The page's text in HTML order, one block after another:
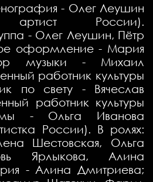
- Олег Леушин
артист России).
- Олег Леушин, Пётр
оформление - Мария
музыки - Михаил
работник культуры
по свету - Вячеслав
работник культуры
- Ольга Иванова
России). В ролях:
Шестовская, Ольга
Ярлыкова, Алина
- Алина Дмитриева;